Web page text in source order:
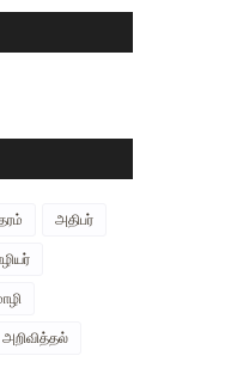
அதிபர்
அறிவித்தல்